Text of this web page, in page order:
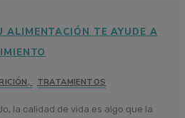
ALIMENTACIÓN TE AYUDE A
, TRATAMIENTOS